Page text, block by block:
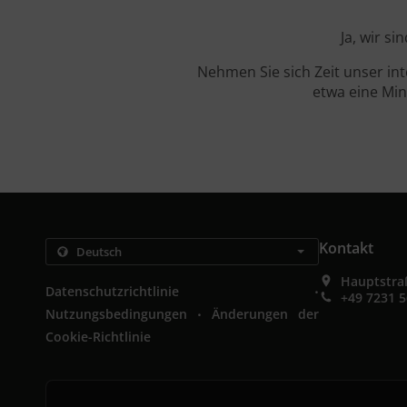
Ja, wir
Nehmen Sie sich Zeit unser
etwa eine
Datenschutzrichtlinie .
Nutzungsbedingungen .
Änderungen der
Cookie-Richtlinie
Kontakt
+49 7231